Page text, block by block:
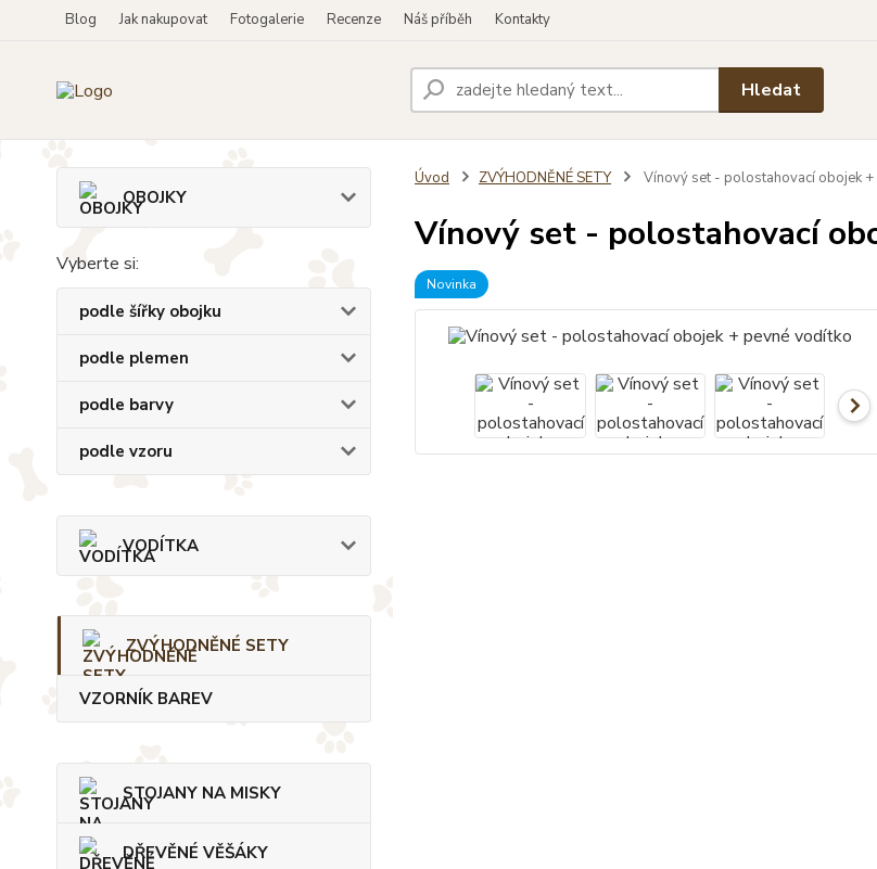
Blog Jak nakupovat Fotogalerie Recenze Náš příběh Kontakty
Hledat
OBOJKY
Vyberte si:
podle šířky obojku
podle plemen
podle barvy
podle vzoru
VODÍTKA
ZVÝHODNĚNÉ SETY
VZORNÍK BAREV
STOJANY NA MISKY
DŘEVĚNÉ VĚŠÁKY
Úvod ZVÝHODNĚNÉ SETY Vínový set - polostahovací obojek
Vínový set - polostahovací
Novinka